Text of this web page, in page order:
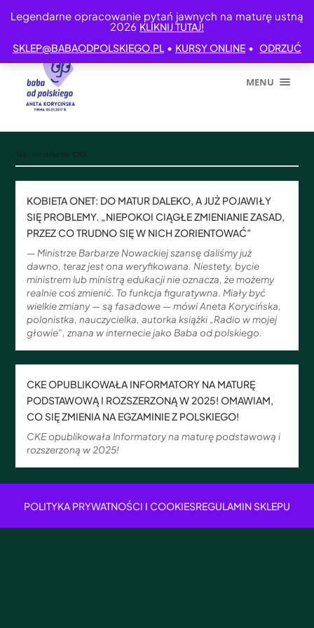
Legendarne opracowanie pytań jawnych na maturę ustną
2026 KLIKNIJ TUTAJ!
SKLEP@BABAODPOLSKIEGO.PL • KURSY ONLINE • ODRZUĆ
MENU
KOBIETA ONET: DO MATUR DALEKO, A JUŻ POJAWIŁY
SIĘ PROBLEMY. „NIEPOKOI CIĄGŁE ZMIENIANIE ZASAD,
PRZEZ CO TRUDNO SIĘ W NICH ZORIENTOWAĆ”
— Ministrze Barbarze Nowackiej szansę daliśmy już
dawno, teraz jest ona weryfikowana. Niestety, bycie
ministrem lub ministrą edukacji nie oznacza, że możemy
realnie coś zmienić. To funkcja figuratywna. Miały być
wielkie zmiany — są fasadowe — mówi Aneta Korycińska,
polonistka, nauczycielka, autorka książki „Radio w mojej
głowie”, znana w internecie jako Baba od polskiego.
CKE OPUBLIKOWAŁA INFORMATORY NA MATURĘ
PODSTAWOWĄ I ROZSZERZONĄ W 2025! OMAWIAM,
CO SIĘ ZMIENIA NA EGZAMINIE Z POLSKIEGO!
CKE opublikowała Informatory na maturę podstawową i
rozszerzoną w 2025!
POLITYKA PRYWATNOŚCI I COOKIESREGULAMIN SKLEPU